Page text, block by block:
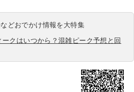
などおでかけ情報を大特集
クはいつから？混雑ピーク予想と回